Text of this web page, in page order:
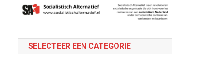
SELECTEER EEN CATEGORIE